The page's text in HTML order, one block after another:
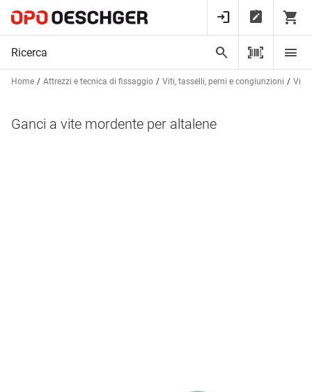
Home Attrezzi e tecnica di fissaggio Viti, tasselli, perni e congiunzioni Viti,
Ganci a vite mordente per altalene